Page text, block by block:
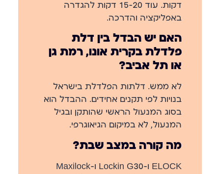
דקות. עוד 15-20 דקות להגדרה
באפליקציה והדרכה.
האם יש הבדל בין דלת
פלדלת בקרית אונו, רמת גן
או תל אביב?
לא ממש. דלתות הפלדלת בישראל
בנויות לפי תקנים אחידים. ההבדל הוא
בסוג המנעול הראשי שהותקן ובגיל
המנעול, לא במיקום הגיאוגרפי.
מה קורה במצב שבת?
ELOCK ו-Lockin G30 ו-Maxilock